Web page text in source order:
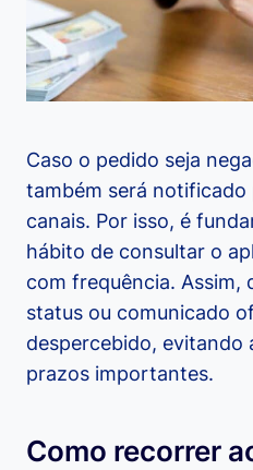
Caso o pedido seja
também será notificado
canais. Por isso, é
hábito de consultar o
com frequência. Assim,
status ou comunicado
despercebido, evitando
prazos importantes.
Como recorrer